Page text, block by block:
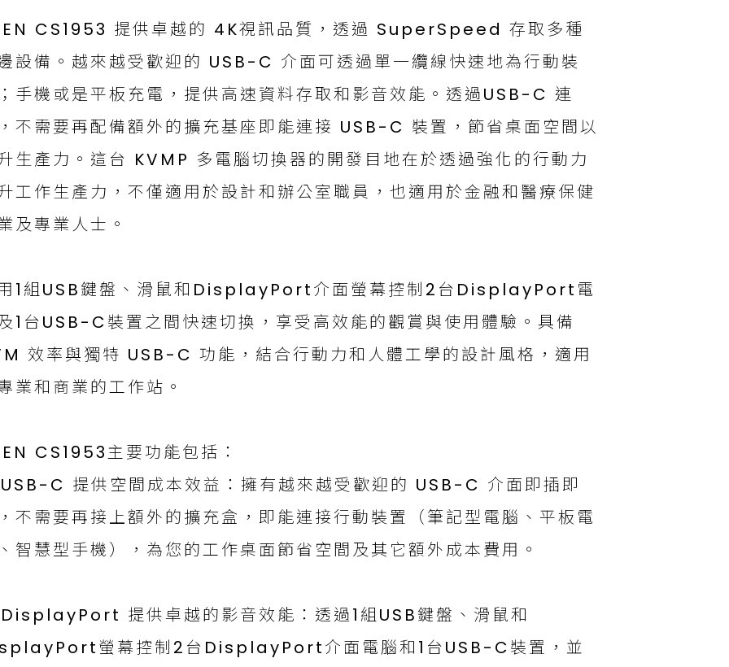
CS1953 提供卓越的 4K視訊品質，透過 SuperSpeed 存取多種
設備。越來越受歡迎的 USB-C 介面可透過單一纜線快速地為行動裝
手機或是平板充電，提供高速資料存取和影音效能。透過USB-C 連
不需要再配備額外的擴充基座即能連接 USB-C 裝置，節省桌面空間以
生產力。這台 KVMP 多電腦切換器的開發目地在於透過強化的行動力
工作生產力，不僅適用於設計和辦公室職員，也適用於金融和醫療保健
及專業人士。
1組USB鍵盤、滑鼠和DisplayPort介面螢幕控制2台DisplayPort電
1台USB-C裝置之間快速切換，享受高效能的觀賞與使用體驗。具備
效率與獨特 USB-C 功能，結合行動力和人體工學的設計風格，適用
業和商業的工作站。
CS1953主要功能包括：
USB-C 提供空間成本效益：擁有越來越受歡迎的 USB-C 介面即插即
不需要再接上額外的擴充盒，即能連接行動裝置（筆記型電腦、平板電
智慧型手機），為您的工作桌面節省空間及其它額外成本費用。
DisplayPort 提供卓越的影音效能：透過1組USB鍵盤、滑鼠和
螢幕控制2台DisplayPort介面電腦和1台USB-C裝置，並